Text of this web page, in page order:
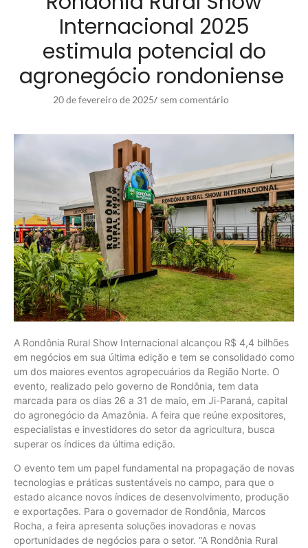
Internacional 2025
estimula potencial do
agronegócio rondoniense
20 de fevereiro de 2025/ sem comentário
A Rondônia Rural Show Internacional alcançou R$ 4,4 bilhões
em negócios em sua última edição e tem se consolidado como
um dos maiores eventos agropecuários da Região Norte. O
evento, realizado pelo governo de Rondônia, tem data
marcada para os dias 26 a 31 de maio, em Ji-Paraná, capital
do agronegócio da Amazônia. A feira que reúne expositores,
especialistas e investidores do setor da agricultura, busca
superar os índices da última edição.
O evento tem um papel fundamental na propagação de novas
tecnologias e práticas sustentáveis no campo, para que o
estado alcance novos índices de desenvolvimento, produção
e exportações. Para o governador de Rondônia, Marcos
Rocha, a feira apresenta soluções inovadoras e novas
oportunidades de negócios para o setor. “A Rondônia Rural